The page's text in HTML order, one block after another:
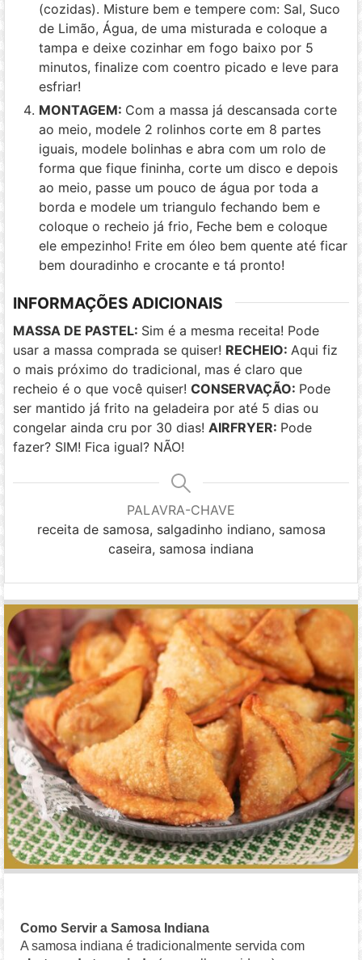
(cozidas). Misture bem e tempere com: Sal, Suco
de Limão, Água, de uma misturada e coloque a
tampa e deixe cozinhar em fogo baixo por 5
minutos, finalize com coentro picado e leve para
esfriar!
MONTAGEM: Com a massa já descansada corte
ao meio, modele 2 rolinhos corte em 8 partes
iguais, modele bolinhas e abra com um rolo de
forma que fique fininha, corte um disco e depois
ao meio, passe um pouco de água por toda a
borda e modele um triangulo fechando bem e
coloque o recheio já frio, Feche bem e coloque
ele empezinho! Frite em óleo bem quente até ficar
bem douradinho e crocante e tá pronto!
INFORMAÇÕES ADICIONAIS
MASSA DE PASTEL: Sim é a mesma receita! Pode
usar a massa comprada se quiser! RECHEIO: Aqui fiz
o mais próximo do tradicional, mas é claro que
recheio é o que você quiser!CONSERVAÇÃO: Pode
ser mantido já frito na geladeira por até 5 dias ou
congelar ainda cru por 30 dias!AIRFRYER: Pode
fazer? SIM! Fica igual? NÃO!
PALAVRA-CHAVE
receita de samosa, salgadinho indiano, samosa
caseira, samosa indiana
Como Servir a Samosa Indiana
A samosa indiana é tradicionalmente servida com